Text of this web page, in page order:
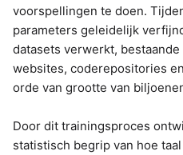
voorspellingen te doen.
parameters geleidelijk
datasets verwerkt,
websites, coderepositories
orde van grootte van
Door dit trainingsproces
statistisch begrip van hoe